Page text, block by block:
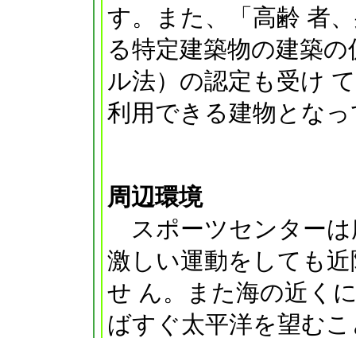
す。また、「高齢 者
る特定建築物の建築
ル法）の認定も受け
利用できる建物とな
周辺環境
スポーツセンターは
激しい運動をしても
せ ん。また海の近く
ばすぐ太平洋を望む